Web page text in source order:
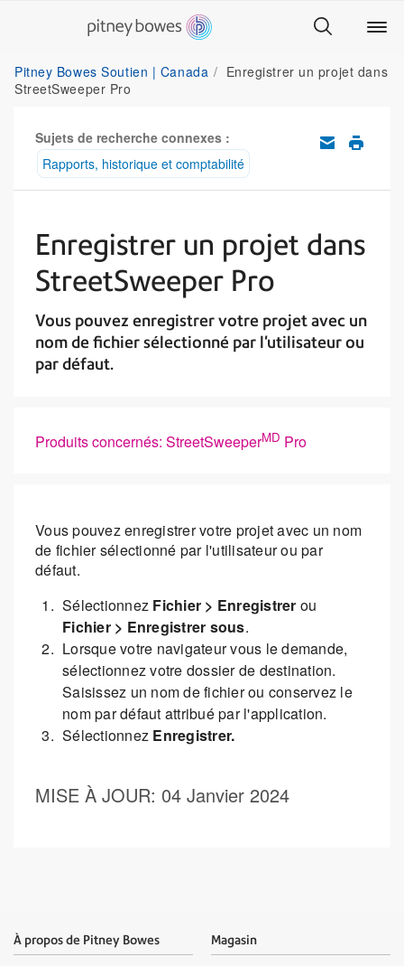
Pitney Bowes Soutien | Canada
Enregistrer un projet dans
StreetSweeper Pro
Sujets de recherche connexes :
Rapports, historique et comptabilité
Enregistrer un projet dans
StreetSweeper Pro
Vous pouvez enregistrer votre projet avec un
nom de fichier sélectionné par l'utilisateur ou
par défaut.
Produits concernés: StreetSweeperMD Pro
Vous pouvez enregistrer votre projet avec un nom
de fichier sélectionné par l'utilisateur ou par
défaut.
Sélectionnez Fichier > Enregistrer ou
Fichier > Enregistrer sous.
Lorsque votre navigateur vous le demande,
sélectionnez votre dossier de destination.
Saisissez un nom de fichier ou conservez le
nom par défaut attribué par l'application.
Sélectionnez Enregistrer.
MISE À JOUR: 04 Janvier 2024
À propos de Pitney Bowes Magasin